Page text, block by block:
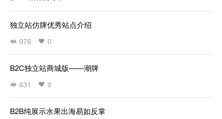
独立站仿牌优秀站点介绍
976 0
B2C独立站商城版——潮牌
631 0
B2B纯展示水果出海易如反掌